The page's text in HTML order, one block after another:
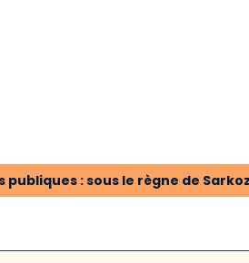
publiques : sous le règne de